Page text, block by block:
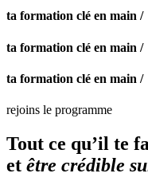
ta formation clé en main /
ta formation clé en main /
ta formation clé en main /
rejoins le programme
Tout ce qu’il te
et être crédible